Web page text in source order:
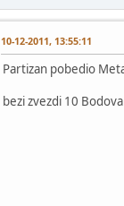
10-12-2011, 13:55:11
Partizan pobedio
bezi zvezdi 10